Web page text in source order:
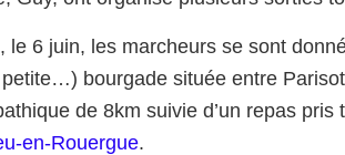
le 6 juin, les marcheurs se sont
bourgade située entre
de 8km suivie d’un repas
en-Rouergue.